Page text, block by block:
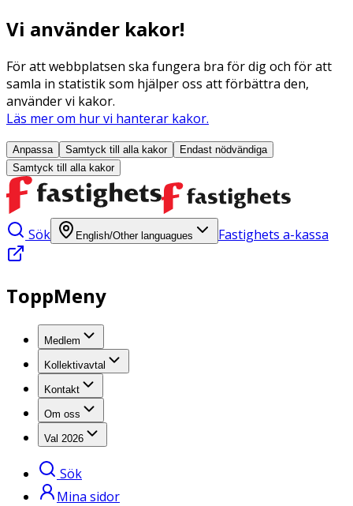
Vi använder kakor!
För att webbplatsen ska fungera bra för dig och för att
samla in statistik som hjälper oss att förbättra den,
använder vi kakor.
Läs mer om hur vi hanterar kakor.
Anpassa Samtyck till alla kakor
Endast nödvändiga
Samtyck till alla kakor
Sök English/Other languagues Fastighets a-kassa
ToppMeny
Medlem
Kollektivavtal
Kontakt
Om oss
Val 2026
Sök
Mina sidor